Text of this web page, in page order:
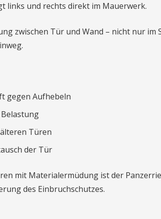
links und rechts direkt im Mauerwerk.
zwischen Tür und Wand – nicht nur im
gegen Aufhebeln
Türen
der Tür
mit Materialermüdung ist der
des Einbruchschutzes.